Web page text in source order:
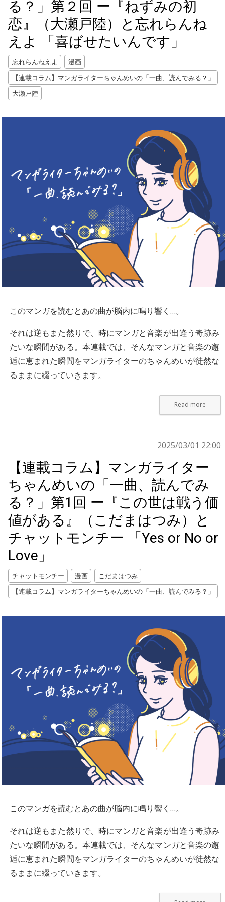
る？」第２回 ー『ねずみの初
恋』（大瀬戸陸）と忘れらんね
えよ 「喜ばせたいんです」
忘れらんねえよ
漫画
【連載コラム】マンガライターちゃんめいの「一曲、読んでみる？」
大瀬戸陸
このマンガを読むとあの曲が脳内に鳴り響く…。
それは逆もまた然りで、時にマンガと音楽が出逢う奇跡み
たいな瞬間がある。本連載では、そんなマンガと音楽の邂
逅に恵まれた瞬間をマンガライターのちゃんめいが徒然な
るままに綴っていきます。
Read more
2025/03/01 22:00
【連載コラム】マンガライター
ちゃんめいの「一曲、読んでみ
る？」第1回 ー『この世は戦う価
値がある』（こだまはつみ）と
チャットモンチー 「Yes or No or
Love」
チャットモンチー 漫画
こだまはつみ
【連載コラム】マンガライターちゃんめいの「一曲、読んでみる？」
このマンガを読むとあの曲が脳内に鳴り響く…。
それは逆もまた然りで、時にマンガと音楽が出逢う奇跡み
たいな瞬間がある。本連載では、そんなマンガと音楽の邂
逅に恵まれた瞬間をマンガライターのちゃんめいが徒然な
るままに綴っていきます。